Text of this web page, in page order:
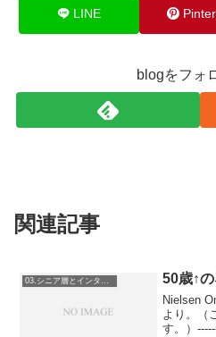
LINE
blogをフォ
関連記事
50歳↑
Nielsen
より。（
す。）